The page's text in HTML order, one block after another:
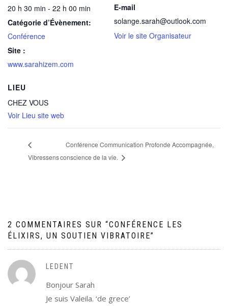
20 h 30 min - 22 h 00 min
Catégorie d’Évènement:
Conférence
Site :
www.sarahizem.com
LIEU
CHEZ VOUS
Voir Lieu site web
E-mail
solange.sarah@outlook.com
Voir le site Organisateur
Vibressens
Conférence Communication Profonde Accompagnée,
conscience de la vie.
2 COMMENTAIRES SUR “CONFÉRENCE LES
ÉLIXIRS, UN SOUTIEN VIBRATOIRE”
LEDENT
Bonjour Sarah
Je suis Valeila. ‘de grece’